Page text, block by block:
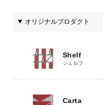
オリジナルプロダクト
Shelf
シェルフ
Carta